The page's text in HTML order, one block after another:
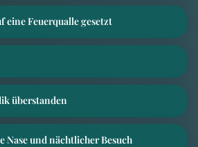
eine Feuerqualle gesetzt
überstanden
Nase und nächtlicher Besuch